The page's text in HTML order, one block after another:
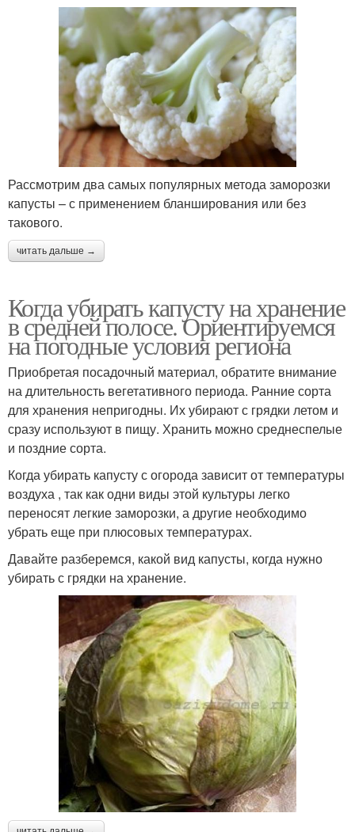
Рассмотрим два самых популярных метода заморозки
капусты – с применением бланширования или без
такового.
читать дальше →
Когда убирать капусту на хранение
в средней полосе. Ориентируемся
на погодные условия региона
Приобретая посадочный материал, обратите внимание
на длительность вегетативного периода. Ранние сорта
для хранения непригодны. Их убирают с грядки летом и
сразу используют в пищу. Хранить можно среднеспелые
и поздние сорта.
Когда убирать капусту с огорода зависит от температуры
воздуха , так как одни виды этой культуры легко
переносят легкие заморозки, а другие необходимо
убрать еще при плюсовых температурах.
Давайте разберемся, какой вид капусты, когда нужно
убирать с грядки на хранение.